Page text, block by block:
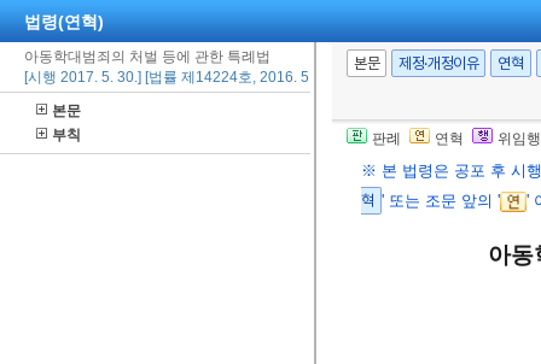
법령(연혁)
아동학대범죄의 처벌 등에 관한 특례법
[시행 2017. 5. 30.] [법률 제14224호, 2016. 5. 29., 타법개정]
본문
부칙
본문 제정·개정이유 연혁
판례 연혁 위임
※ 본 법령은 공포 후 시
혁 ' 또는 조문 앞의 ' '
아동